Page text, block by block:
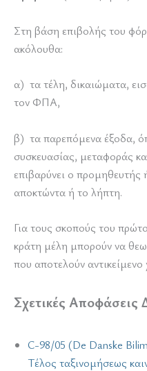
Στη βάση επιβολής του
ακόλουθα:
α) τα τέλη, δικαιώματα,
τον ΦΠΑ,
β) τα παρεπόμενα έξοδα,
συσκευασίας, μεταφοράς
επιβαρύνει ο
αποκτώντα ή το λήπτη.
Για τους σκοπούς του
κράτη μέλη μπορούν να
που αποτελούν
Σχετικές Αποφάσεις
C-98/05 (De Danske
Τέλος ταξινομήσεως